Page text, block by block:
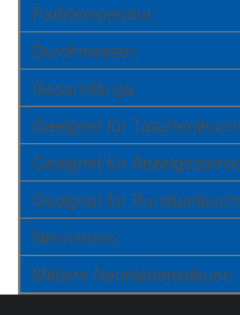
Farbtemperatur:
Durchmesser:
Gesamtlänge:
Geeignet für
Geeignet für
Geeignet für
Nennstrom:
Mittlere Nennlebensdauer: